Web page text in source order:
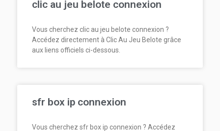
clic au jeu belote connexion
Vous cherchez clic au jeu belote connexion ?
Accédez directement à Clic Au Jeu Belote grâce
aux liens officiels ci-dessous.
sfr box ip connexion
Vous cherchez sfr box ip connexion ? Accédez